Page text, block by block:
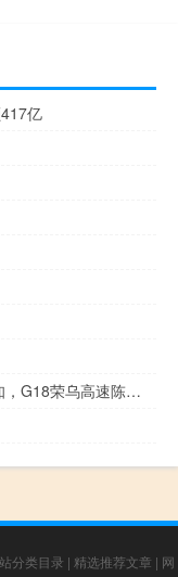
亿
2023-09-28 08:46： 因大雾，接交警通知，G18荣乌高速陈庄站双向入口临时关闭。 A64idDYy ​​​
分类目录 | 精选推荐文章 | 网